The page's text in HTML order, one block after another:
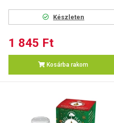
Készleten
1 845 Ft
Kosárba rakom